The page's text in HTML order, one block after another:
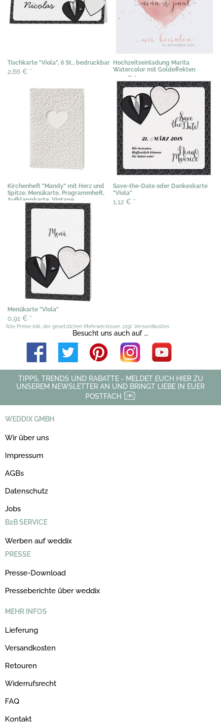
Tischkarte "Viola", 6 St., bedruckbar
2,66 € *
Hochzeitseinladung Marita
Watercolor mit Goldeffekten
2,19 € *
Kirchenheft "Mandy" mit Herz und
Spitze, Menükarte, Programmheft,
Aufklappkarte, Vintage
1,53 €*
Save-the-Date oder Dankeskarte
"Viola"
1,12 € *
Menükarte "Viola"
0,91 € *
*Alle Preise inkl. der gesetzlichen Mehrwersteuer, zzgl. Versandkosten
Besucht uns auch auf ...
TIPPS, TRENDS UND RABATTE - MELDET EUCH HIER ZU
UNSEREM NEWSLETTER AN UND BRINGT LIEBE IN EUER
POSTFACH
WEDDIX GMBH
Wir über uns
Impressum
AGBs
Datenschutz
Jobs
B2B SERVICE
Werben auf weddix
PRESSE
Presse-Download
Presseberichte über weddix
MEHR INFOS
Lieferung
Versandkosten
Retouren
Widerrufsrecht
FAQ
Kontakt